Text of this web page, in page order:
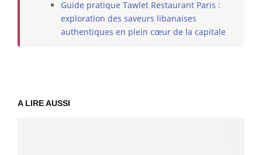
Guide pratique Tawlet Restaurant Paris :
exploration des saveurs libanaises
authentiques en plein cœur de la capitale
A LIRE AUSSI